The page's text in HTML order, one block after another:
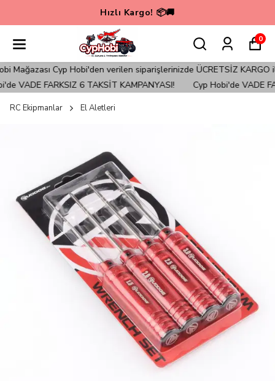
Hızlı Kargo! 📦🚚
0
Cyp Hobi'den verilen siparişlerinizde ÜCRETSİZ KARGO ile
VADE FARKSIZ 6 TAKSİT KAMPANYASI!
Cyp Hobi'de VADE
RC Ekipmanlar El Aletleri